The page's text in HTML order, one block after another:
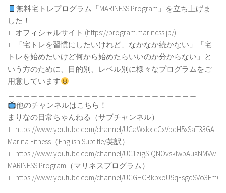
無料宅トレプログラム「MARINESS Program」を立ち上げま
した！
∟オフィシャルサイト (https://program.mariness.jp/)
∟「宅トレを習慣にしたいけれど、なかなか続かない」「宅
トレを始めたいけど何から始めたらいいのか分からない」と
いう方のために、目的別、レベル別に様々なプログラムをご
用意しています
他のチャンネルはこちら！
まりなの日常ちゃんねる（サブチャンネル）
∟https://www.youtube.com/channel/UCaWxkxIcCxVpqH5xSaT33GA
Marina Fitness（English Subtitle/英訳）
∟https://www.youtube.com/channel/UC1zigS-QNOvskIwpAuXNMVw
MARINESS Program（マリネスプログラム）
∟https://www.youtube.com/channel/UCGHCBkbxoU9qEsgqSVo3EmQ